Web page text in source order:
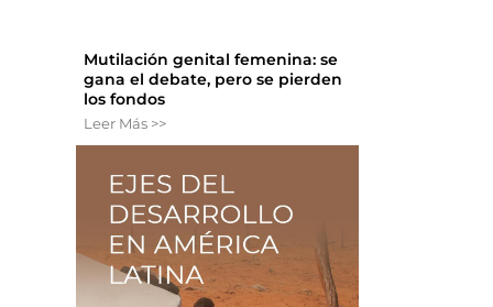
Mutilación genital femenina: se
gana el debate, pero se pierden
los fondos
Leer Más >>